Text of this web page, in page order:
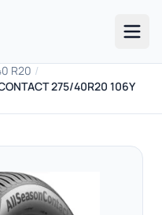
R20 /
275/40R20 106Y